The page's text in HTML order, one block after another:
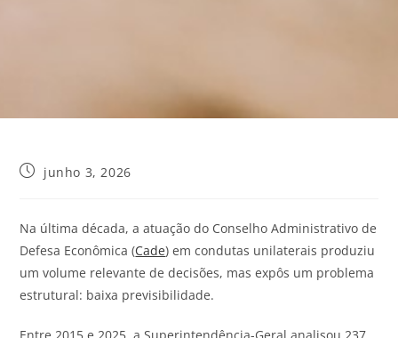
junho 3, 2026
Na última década, a atuação do Conselho Administrativo de
Defesa Econômica (Cade) em condutas unilaterais produziu
um volume relevante de decisões, mas expôs um problema
estrutural: baixa previsibilidade.